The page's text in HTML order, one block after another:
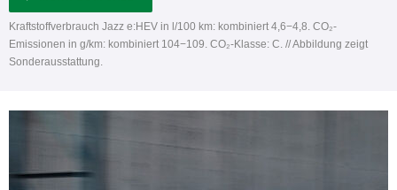
Kraftstoffverbrauch Jazz e:HEV in l/100 km: kombiniert 4,6−4,8. CO₂-
Emissionen in g/km: kombiniert 104−109. CO₂-Klasse: C. // Abbildung zeigt
Sonderausstattung.